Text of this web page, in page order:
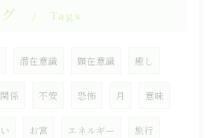
Tags
潜在意識 顕在意識 癒し
係 不安 恐怖 月 意味
お宮 エネルギー 旅行